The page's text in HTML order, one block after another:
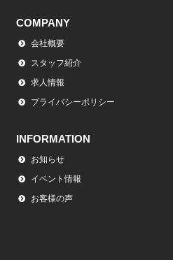
COMPANY
会社概要
スタッフ紹介
求人情報
プライバシーポリシー
INFORMATION
お知らせ
イベント情報
お客様の声